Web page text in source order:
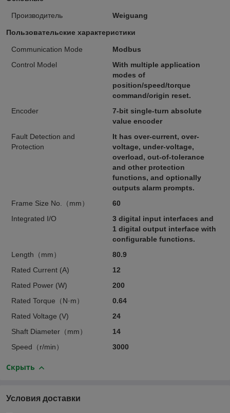
Производитель Weiguang
Пользовательские характеристики
Communication Mode
Modbus
Control Model
With multiple application
modes of
position/speed/torque
command/origin reset.
Encoder
7-bit single-turn absolute
value encoder
Fault Detection and
Protection
It has over-current, over-
voltage, under-voltage,
overload, out-of-tolerance
and other protection
functions, and optionally
outputs alarm prompts.
Frame Size No.（mm）
60
Integrated I/O
3 digital input interfaces and
1 digital output interface with
configurable functions.
Length（mm）
80.9
Rated Current (A)
12
Rated Power (W)
200
Rated Torque（N·m）
0.64
Rated Voltage (V)
24
Shaft Diameter（mm）
14
Speed（r/min）
3000
Скрыть
Условия доставки